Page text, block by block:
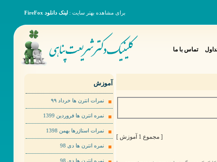
برای مشاهده بهتر سایت : لینک دانلود FireFox
تماس با ما
[ مجموع 1 آموزش ]
آموزش
نمرات انترن ها خرداد ٩٩
نمره انترن ها فروردین 1399
نمرات استاژرها بهمن 1398
نمره انترن ها دی 98
نمره انترن ها دی 98